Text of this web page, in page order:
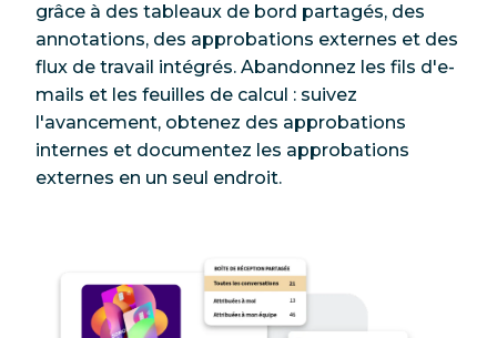
grâce à des tableaux de bord partagés, des
annotations, des approbations externes et des
flux de travail intégrés. Abandonnez les fils d'e-
mails et les feuilles de calcul : suivez
l'avancement, obtenez des approbations
internes et documentez les approbations
externes en un seul endroit.